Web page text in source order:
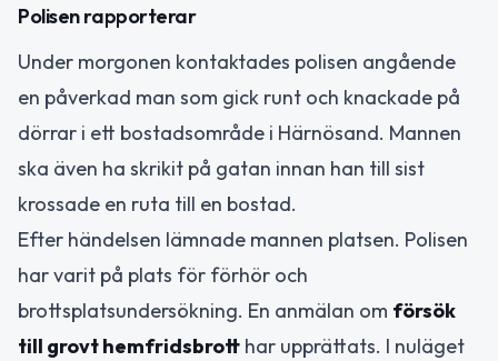
Polisen rapporterar
Under morgonen kontaktades polisen angående
en påverkad man som gick runt och knackade på
dörrar i ett bostadsområde i Härnösand. Mannen
ska även ha skrikit på gatan innan han till sist
krossade en ruta till en bostad.
Efter händelsen lämnade mannen platsen. Polisen
har varit på plats för förhör och
brottsplatsundersökning. En anmälan om försök
till grovt hemfridsbrott har upprättats. I nuläget